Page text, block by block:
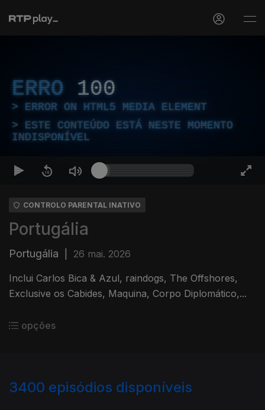
ERRO 100
ERROR ON HTML5 MEDIA ELEMENT
ESTE CONTEÚDO ESTÁ NESTE MOMENTO
INDISPONÍVEL
CONTROLO PARENTAL INATIVO
Portugália
Portugália 26 mai. 2026
Inclui Carlos Bica & Azul, raindogs, The Offshores,
Exclusive os Cabides, Maquina, Corpo Diplomático,...
opções
3400 episódios disponíveis